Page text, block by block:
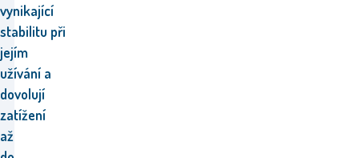
vynikající
stabilitu při
jejím
užívání a
dovolují
zatížení
až